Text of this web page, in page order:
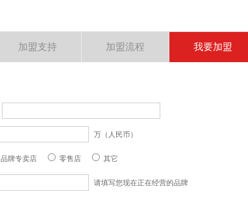
加盟支持 加盟流程 我要加盟
万（人民币）
品牌专卖店 零售店 其它
请填写您现在正在经营的品牌